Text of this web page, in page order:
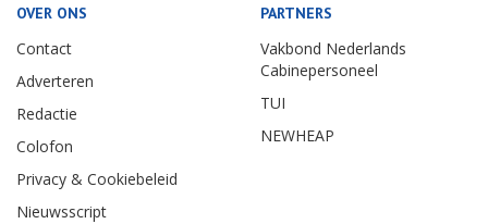
OVER ONS
Contact
Adverteren
Redactie
Colofon
Privacy & Cookiebeleid
Nieuwsscript
PARTNERS
Vakbond Nederlands
Cabinepersoneel
TUI
NEWHEAP